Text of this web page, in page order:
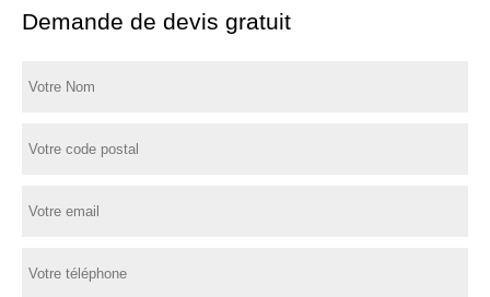
Demande de devis gratuit